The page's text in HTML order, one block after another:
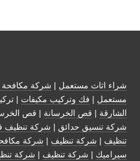
شراء اثاث مستعمل | شركة
مستعمل | فك وتركيب مكيفات |
الشارقة | قص الخرسانة | قص
شركة تنسيق حدائق | شركة تنظيف
تنظيف | شركة تنظيف | شركة
سيراميك | شركة تنظيف | شركة